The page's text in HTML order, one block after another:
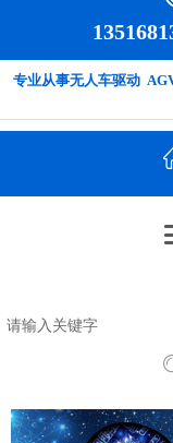
专业从事无人车驱动